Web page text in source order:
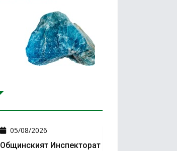
05/08/2026
Общинският Инспекторат